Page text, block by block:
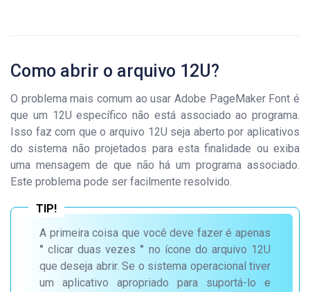
Como abrir o arquivo 12U?
O problema mais comum ao usar Adobe PageMaker Font é
que um 12U específico não está associado ao programa.
Isso faz com que o arquivo 12U seja aberto por aplicativos
do sistema não projetados para esta finalidade ou exiba
uma mensagem de que não há um programa associado.
Este problema pode ser facilmente resolvido.
A primeira coisa que você deve fazer é apenas
" clicar duas vezes " no ícone do arquivo 12U
que deseja abrir. Se o sistema operacional tiver
um aplicativo apropriado para suportá-lo e